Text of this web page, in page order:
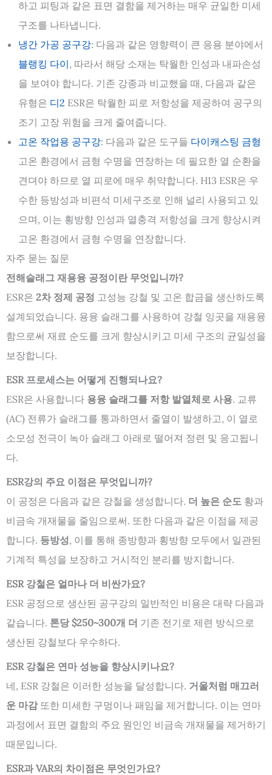
하고 피팅과 같은 표면 결함을 제거하는 매우 균일한 미세
구조를 나타냅니다.
냉간 가공 공구강: 다음과 같은 영향력이 큰 응용 분야에서
블랭킹 다이, 따라서 해당 소재는 탁월한 인성과 내파손성
을 보여야 합니다. 기존 강종과 비교했을 때, 다음과 같은
유형은 디2 ESR은 탁월한 피로 저항성을 제공하여 공구의
조기 고장 위험을 크게 줄여줍니다.
고온 작업용 공구강: 다음과 같은 도구들 다이캐스팅 금형
고온 환경에서 금형 수명을 연장하는 데 필요한 열 순환을
견뎌야 하므로 열 피로에 매우 취약합니다. H13 ESR은 우
수한 등방성과 비편석 미세구조로 인해 널리 사용되고 있
으며, 이는 횡방향 인성과 열충격 저항성을 크게 향상시켜
고온 환경에서 금형 수명을 연장합니다.
자주 묻는 질문
전해슬래그 재용융 공정이란 무엇입니까?
ESR은 2차 정제 공정 고성능 강철 및 고온 합금을 생산하도록
설계되었습니다. 용융 슬래그를 사용하여 강철 잉곳을 재용융
함으로써 재료 순도를 크게 향상시키고 미세 구조의 균일성을
보장합니다.
ESR 프로세스는 어떻게 진행되나요?
ESR은 사용합니다 용융 슬래그를 저항 발열체로 사용. 교류
(AC) 전류가 슬래그를 통과하면서 줄열이 발생하고, 이 열로
소모성 전극이 녹아 슬래그 아래로 떨어져 정련 및 응고됩니
다.
ESR강의 주요 이점은 무엇입니까?
이 공정은 다음과 같은 강철을 생성합니다. 더 높은 순도 황과
비금속 개재물을 줄임으로써. 또한 다음과 같은 이점을 제공
합니다. 등방성, 이를 통해 종방향과 횡방향 모두에서 일관된
기계적 특성을 보장하고 거시적인 분리를 방지합니다.
ESR 강철은 얼마나 더 비싼가요?
ESR 공정으로 생산된 공구강의 일반적인 비용은 대략 다음과
같습니다. 톤당 $250~300개 더 기존 전기로 제련 방식으로
생산된 강철보다 우수하다.
ESR 강철은 연마 성능을 향상시키나요?
네, ESR 강철은 이러한 성능을 달성합니다. 거울처럼 매끄러
운 마감또한 미세한 구멍이나 패임을 제거합니다. 이는 연마
과정에서 표면 결함의 주요 원인인 비금속 개재물을 제거하기
때문입니다.
ESR과 VAR의 차이점은 무엇인가요?